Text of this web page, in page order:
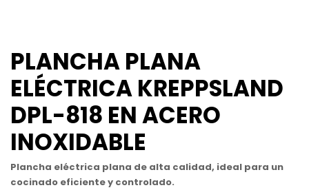
PLANCHA PLANA
ELÉCTRICA KREPPSLAND
DPL-818 EN ACERO
INOXIDABLE
Plancha eléctrica plana de alta calidad, ideal para un
cocinado eficiente y controlado.